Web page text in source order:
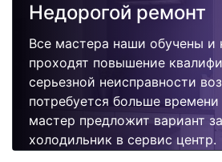
Недорогой ремонт
Все мастера наши обучены и
проходят повышение
серьезной неисправности
потребуется больше
мастер предложит вариант
холодильник в сервис центр.